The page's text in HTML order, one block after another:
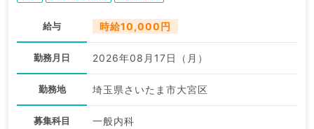
給与 時給10,000円
勤務月日 2026年08月17日（月）
勤務地 埼玉県さいたま市大宮区
募集科目 一般内科